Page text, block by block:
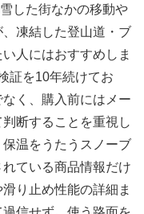
した街なかの移動や
凍結した登山道・ブ
人にはおすすめしま
証を10年続けてお
く、購入前にはメー
断することを重視し
温をうたうスノーブ
ている商品情報だけ
り止め性能の詳細ま